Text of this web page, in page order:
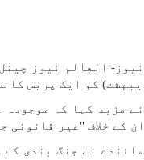
العالم نیوز
نے مزید کہا کہ
کے خلاف "غیر قانونی
نے جنگ بندی